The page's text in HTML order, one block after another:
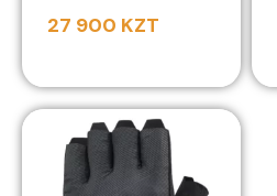
27 900 KZT